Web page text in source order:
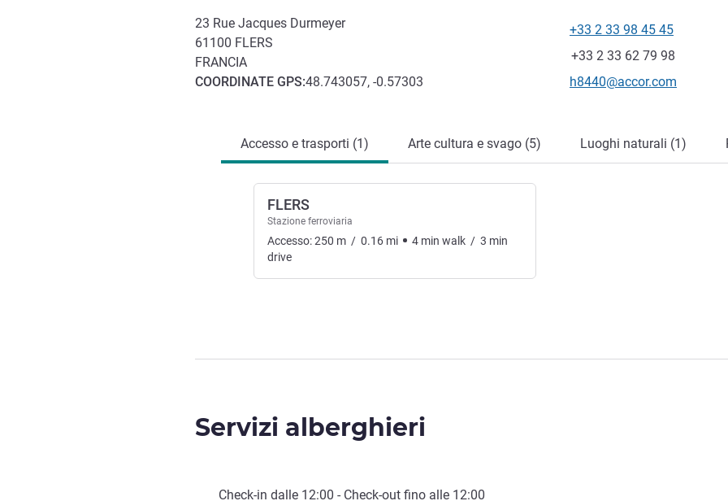
23 Rue Jacques Durmeyer
61100 FLERS
FRANCIA
COORDINATE GPS:48.743057, -0.57303
Telefono
+33 2 33 98 45 45
Fax
+33 2 33 62 79 98
E-mail di contatto
h8440@accor.com
Accesso e trasporti (1) Arte cultura e svago (5) Luoghi naturali (1)
FLERS
Stazione ferroviaria
Accesso:250 m / 0.16 mi 4 min walk / 3 min
drive
Servizi alberghieri
Check-in dalle 12:00 - Check-out fino alle 12:00